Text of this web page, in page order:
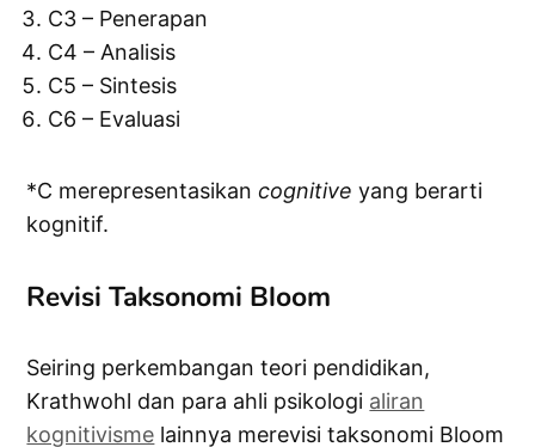
C3 – Penerapan
C4 – Analisis
C5 – Sintesis
C6 – Evaluasi
*C merepresentasikancognitiveyang berarti
kognitif.
Revisi Taksonomi Bloom
Seiring perkembangan teori pendidikan,
Krathwohl dan para ahli psikologi aliran
kognitivisme lainnya merevisi taksonomi Bloom